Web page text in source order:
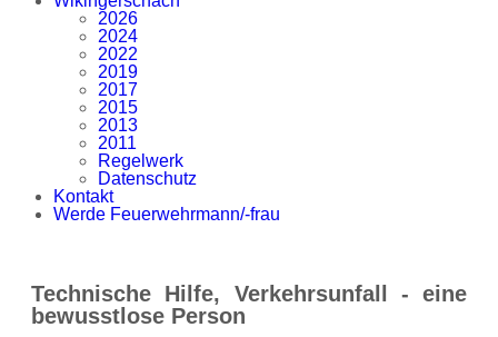
2026
2024
2022
2019
2017
2015
2013
2011
Regelwerk
Datenschutz
Kontakt
Werde Feuerwehrmann/-frau
Technische Hilfe, Verkehrsunfall - eine
bewusstlose Person